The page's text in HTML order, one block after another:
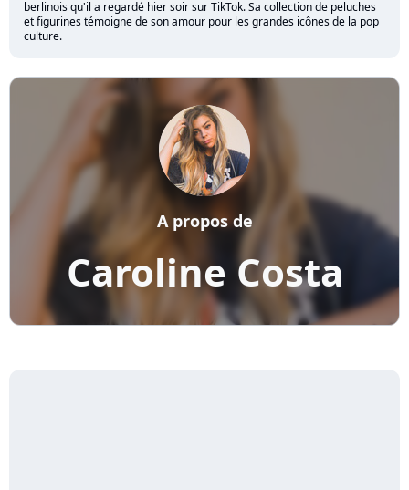
berlinois qu'il a regardé hier soir sur TikTok. Sa collection de peluches
et figurines témoigne de son amour pour les grandes icônes de la pop
culture.
Caroline Costa
A propos de